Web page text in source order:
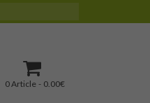
0 Article
0.00€